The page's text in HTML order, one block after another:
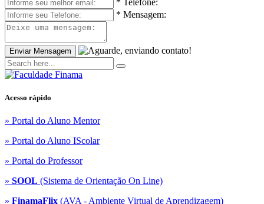
* Telefone:
* Mensagem:
Enviar Mensagem
Acesso rápido
» Portal do Aluno Mentor
» Portal do Aluno IScolar
» Portal do Professor
» SOOL (Sistema de Orientação On Line)
» FinamaFlix (AVA - Ambiente Virtual de Aprendizagem)